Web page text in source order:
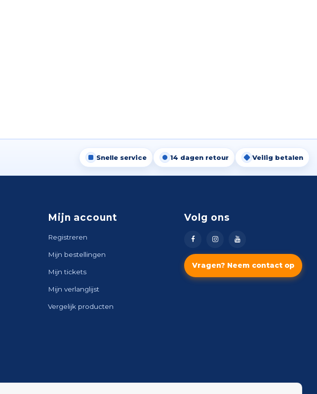
Snelle service 14 dagen retour Veilig betalen
Mijn account
Registreren
Mijn bestellingen
Mijn tickets
Mijn verlanglijst
Vergelijk producten
Volg ons
Vragen? Neem contact op